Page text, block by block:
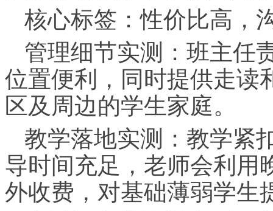
核心标签：性价比高，
管理细节实测：班主任
位置便利，同时提供走读
区及周边的学生家庭。
教学落地实测：教学紧
导时间充足，老师会利用
外收费，对基础薄弱学生